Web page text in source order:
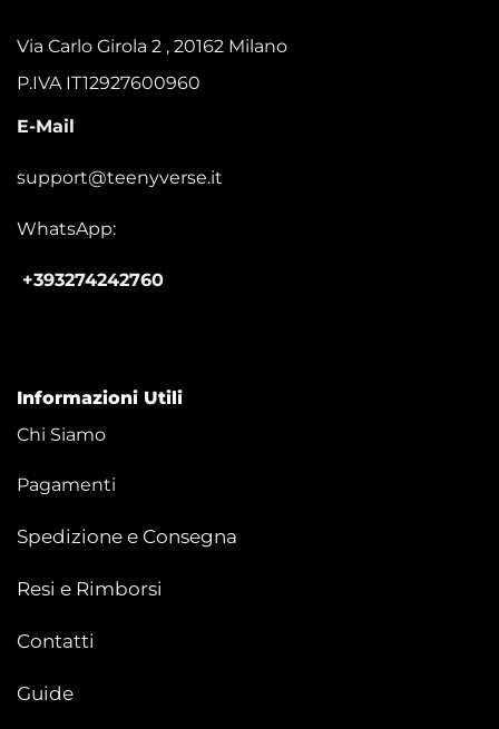
Via Carlo Girola 2 , 20162 Milano
P.IVA IT12927600960
E-Mail
support@teenyverse.it
WhatsApp:
+393274242760
Informazioni Utili
Chi Siamo
Pagamenti
Spedizione e Consegna
Resi e Rimborsi
Contatti
Guide